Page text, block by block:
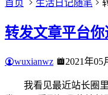
首页 生活日记随笔
转发文章平台你
wuxianwz 2021年05
我看见最近站长圈